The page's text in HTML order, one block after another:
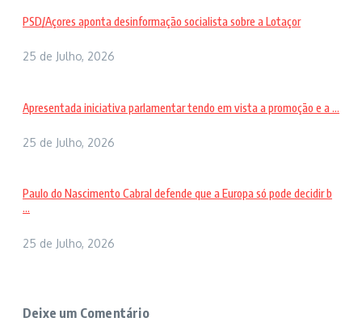
PSD/Açores aponta desinformação socialista sobre a Lotaçor
25 de Julho, 2026
Apresentada iniciativa parlamentar tendo em vista a promoção e a ...
25 de Julho, 2026
Paulo do Nascimento Cabral defende que a Europa só pode decidir b
...
25 de Julho, 2026
Deixe um Comentário